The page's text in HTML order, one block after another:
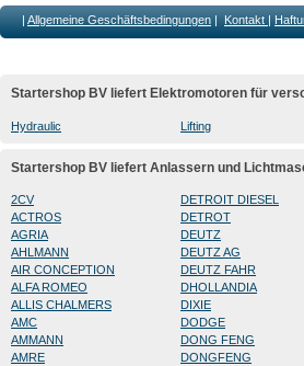
| Allgemeine Geschäftsbedingungen | Kontakt |
Startershop BV liefert Elektromotoren für
Hydraulic Lifting
Startershop BV liefert Anlassern und
2CV
ACTROS
AGRIA
AHLMANN
AIR CONCEPTION
ALFA ROMEO
ALLIS CHALMERS
AMC
AMMANN
AMRE
DETROIT DIESEL
DETROT
DEUTZ
DEUTZ AG
DEUTZ FAHR
DHOLLANDIA
DIXIE
DODGE
DONG FENG
DONGFENG